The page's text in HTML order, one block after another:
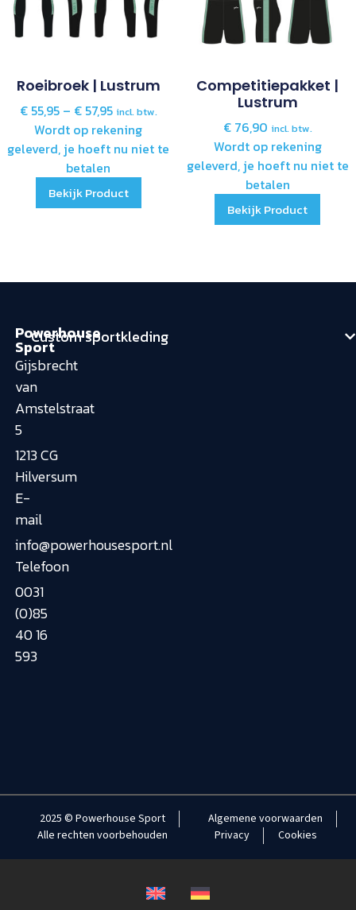
Roeibroek | Lustrum
€55,95– €57,95 incl. btw.
Wordt op rekening
geleverd, je hoeft nu niet te
betalen
Bekijk Product
Competitiepakket |
Lustrum
€76,90 incl. btw.
Wordt op rekening
geleverd, je hoeft nu niet te
betalen
Bekijk Product
Powerhouse
Sport
Gijsbrecht
van
Amstelstraat
5
1213 CG
Hilversum
E-
mail
info@powerhousesport.nl
Telefoon
0031
(0)85
40 16
593
Custom sportkleding
2025 © Powerhouse Sport
Alle rechten voorbehouden
Algemene voorwaarden
Privacy
Cookies